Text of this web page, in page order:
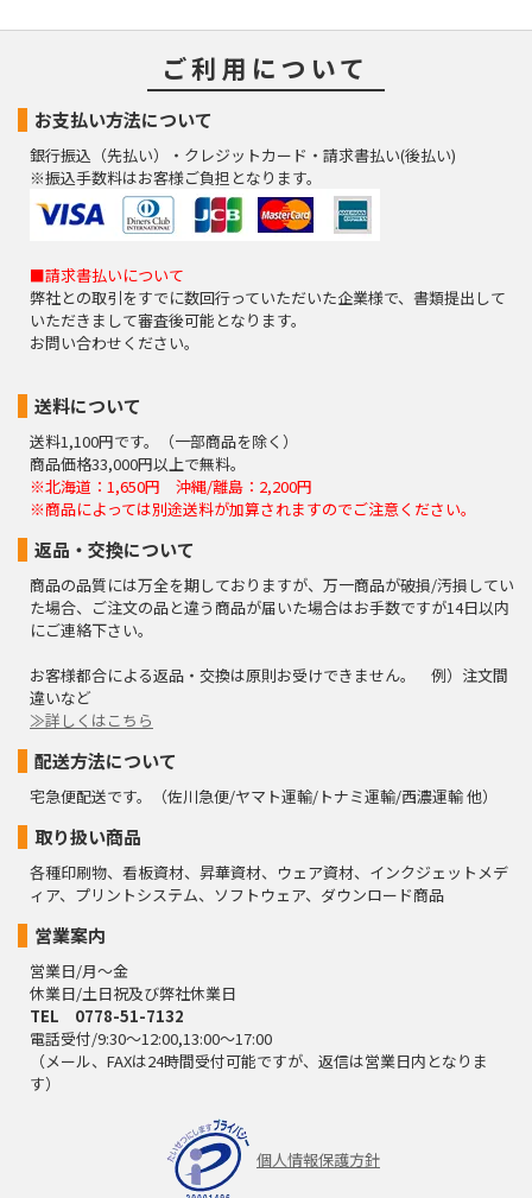
ご利用について
お支払い方法について
銀行振込（先払い）・クレジットカード・請求書払い(後払い)
※振込手数料はお客様ご負担となります。
■請求書払いについて
弊社との取引をすでに数回行っていただいた企業様で、書類提出して
いただきまして審査後可能となります。
お問い合わせください。
送料について
送料1,100円です。（一部商品を除く）
商品価格33,000円以上で無料。
※北海道：1,650円 沖縄/離島：2,200円
※商品によっては別途送料が加算されますのでご注意ください。
返品・交換について
商品の品質には万全を期しておりますが、万一商品が破損/汚損してい
た場合、ご注文の品と違う商品が届いた場合はお手数ですが14日以内
にご連絡下さい。
お客様都合による返品・交換は原則お受けできません。 例）注文間
違いなど
≫詳しくはこちら
配送方法について
宅急便配送です。（佐川急便/ヤマト運輸/トナミ運輸/西濃運輸 他）
取り扱い商品
各種印刷物、看板資材、昇華資材、ウェア資材、インクジェットメデ
ィア、プリントシステム、ソフトウェア、ダウンロード商品
営業案内
営業日/月～金
休業日/土日祝及び弊社休業日
TEL 0778-51-7132
電話受付/9:30～12:00,13:00～17:00
（メール、FAXは24時間受付可能ですが、返信は営業日内となりま
す）
個人情報保護方針